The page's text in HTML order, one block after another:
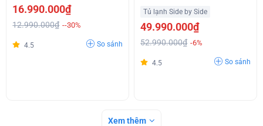
Thực Phẩm Đông Lạnh Trước
Khi Được Rã Đông
16.990.000₫
12.990.000₫ --30%
4.5 So sánh
Ưu Đãi
Tủ lạnh Side by Side
49.990.000₫
52.990.000₫ -6%
4.5 So sánh
Xem thêm